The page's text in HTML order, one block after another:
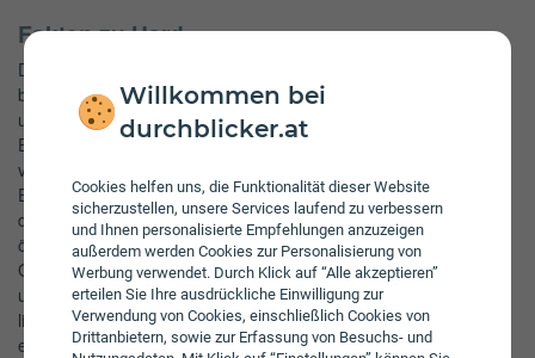
Willkommen bei
durchblicker.at
Cookies helfen uns, die Funktionalität dieser Website
sicherzustellen, unsere Services laufend zu verbessern
und Ihnen personalisierte Empfehlungen anzuzeigen
außerdem werden Cookies zur Personalisierung von
Werbung verwendet. Durch Klick auf “Alle akzeptieren”
erteilen Sie Ihre ausdrückliche Einwilligung zur
Verwendung von Cookies, einschließlich Cookies von
Drittanbietern, sowie zur Erfassung von Besuchs- und
Fakten zu Hard
Die schöne Stadt Hard hat auch einige Sehenswürdigkeiten zu
bieten. So zum Beispiel Pfarrkirche St. Sebastian, Schleienlöcher
und Wasserturm. Der Schuldenstand von Hard beträgt 9,6 Mio.
Euro (Daten aus 2009). Während Hard 1951 eine Einwohnerzahl
von 4,8 Tsd. hatte, leben dort heute rund 12,5 Tsd. Menschen.
Etwa 23,3% der Einwohner von Hard sind unter 20 Jahre alt. Mit
dem Pro-Kopf-Schuldenstand liegt Hard im 1. Quartil aller
österreichischen Städte bei den öffentlichen Schulden. Die
Gesamtfläche von 17,8 km2 teilt sich auf in 7,0 km2 Grünfläche
und 0,5 km2 Baufläche. Hard ist eine österreichische Stadt und
liegt im schönen Bundesland {bula}. Die Schulden der Stadt
entsprechen pro Kopf 775 Euro. Die Bevölkerungszahl weist